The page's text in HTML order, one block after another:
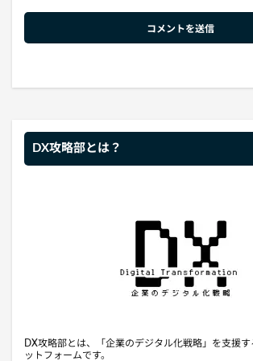
DX攻略部とは？
DX攻略部とは、「企業のデジタル化戦略」を支援
ットフォームです。